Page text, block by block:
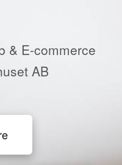
& E-commerce
AB